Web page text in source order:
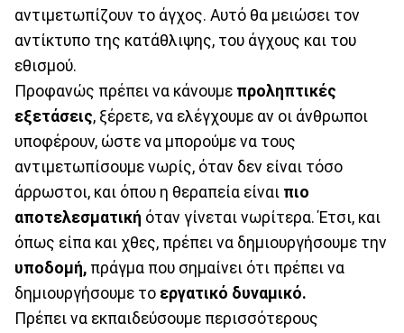
αντιμετωπίζουν το άγχος. Αυτό θα μειώσει τον
αντίκτυπο της κατάθλιψης, του άγχους και του
εθισμού.
Προφανώς πρέπει να κάνουμε προληπτικές
εξετάσεις, ξέρετε, να ελέγχουμε αν οι άνθρωποι
υποφέρουν, ώστε να μπορούμε να τους
αντιμετωπίσουμε νωρίς, όταν δεν είναι τόσο
άρρωστοι, και όπου η θεραπεία είναι πιο
αποτελεσματική όταν γίνεται νωρίτερα. Έτσι, και
όπως είπα και χθες, πρέπει να δημιουργήσουμε την
υποδομή, πράγμα που σημαίνει ότι πρέπει να
δημιουργήσουμε το εργατικό δυναμικό.
Πρέπει να εκπαιδεύσουμε περισσότερους